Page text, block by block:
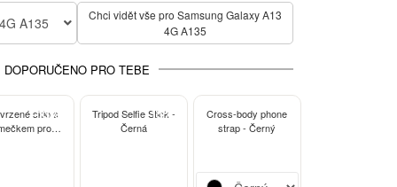
A135
Chci vidět vše pro Samsung Galaxy A13
4G A135
DOPORUČENO PRO TEBE
-13%
sklo s
pro
-15%
Tripod Selfie Stick -
Černá
Cross-body phone
strap - Černý